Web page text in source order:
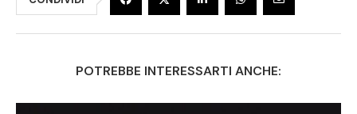
POTREBBE INTERESSARTI ANCHE: